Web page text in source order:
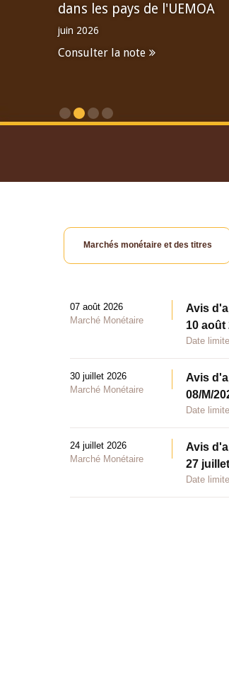
dans les pays de l'UEMOA
juin 2026
Consulter la note
Marchés monétaire et des titres
07 août 2026
Marché Monétaire
Avis
10 août
Date
30 juillet 2026
Marché Monétaire
Avis
08/M/
Date
24 juillet 2026
Marché Monétaire
Avis
27
Date